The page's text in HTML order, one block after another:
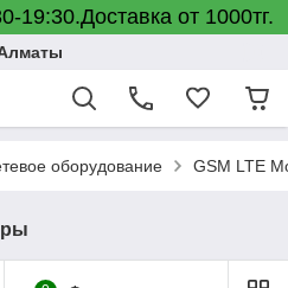
19:30.Доставка от 1000тг.
оборудование GSM LTE